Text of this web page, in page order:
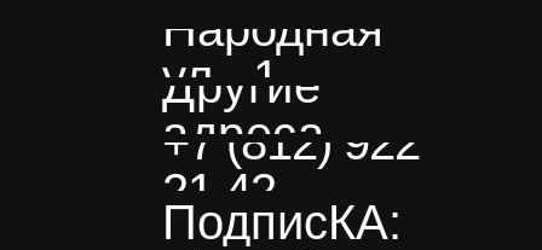
+7 (812) 922
21 42
Другие
адреса
Народная
ул., 1
ПодписКА: